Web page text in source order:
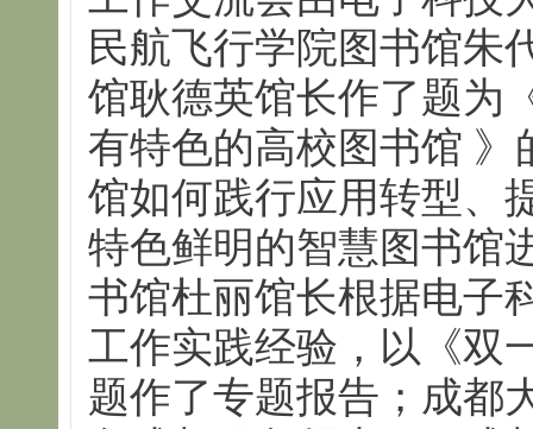
民航飞行学院图书馆朱
馆耿德英馆长作了题为
有特色的高校图书馆
馆如何践行应用转型、
特色鲜明的智慧图书馆
书馆杜丽馆长根据电子
工作实践经验，以《双
题作了专题报告；成都